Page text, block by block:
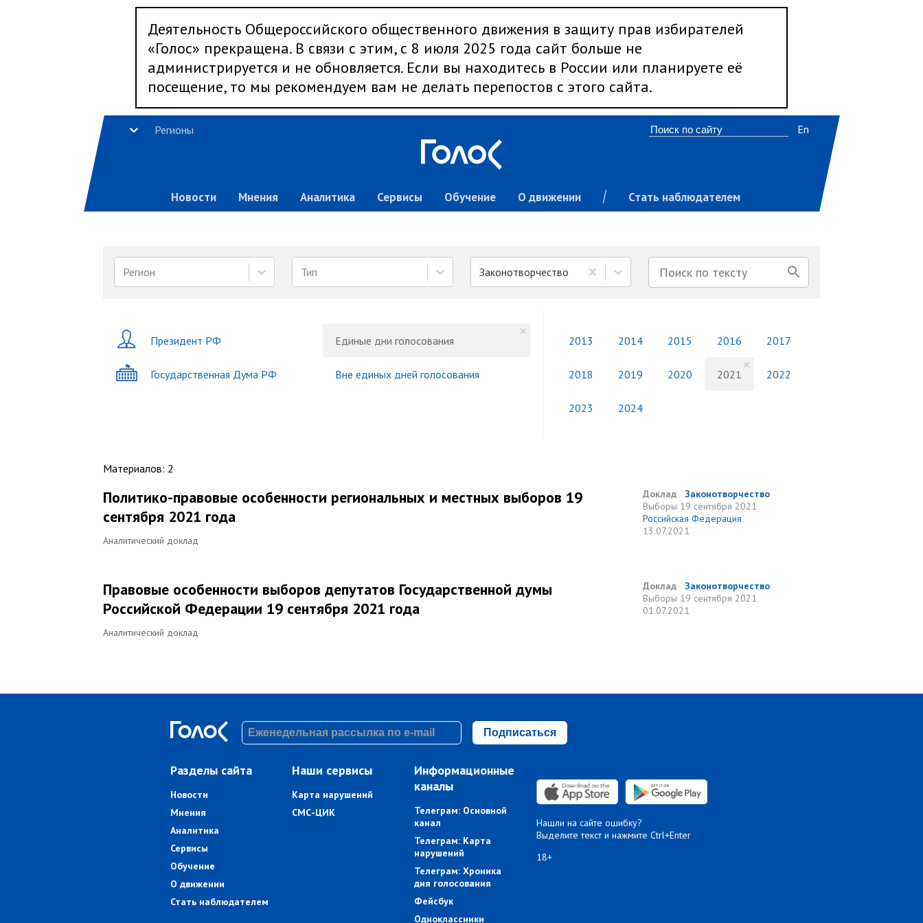
Деятельность Общероссийского общественного движения в защиту прав избирателей
«Голос» прекращена. В связи с этим, с 8 июля 2025 года сайт больше не
администрируется и не обновляется. Если вы находитесь в России или планируете её
посещение, то мы рекомендуем вам не делать перепостов с этого сайта.
Регионы
Новости Мнения Аналитика Сервисы Обучение О движении Стать наблюдателем
En
Регион Тип Законотворчество
Президент РФ
Государственная Дума РФ
Единые дни голосования
Вне единых дней голосования
2013 2014 2015 2016 2017
2018 2019 2020 2021 2022
2023 2024
Материалов: 2
Политико-правовые особенности региональных и местных выборов 19
сентября 2021 года
Аналитический доклад
Доклад
Законотворчество
Выборы 19 сентября 2021
Российская Федерация
13.07.2021
Правовые особенности выборов депутатов Государственной думы
Российской Федерации 19 сентября 2021 года
Аналитический доклад
Доклад
Законотворчество
Выборы 19 сентября 2021
01.07.2021
Подписаться
Разделы сайта
Новости
Мнения
Аналитика
Сервисы
Обучение
О движении
Стать наблюдателем
Наши сервисы
Карта нарушений
СМС-ЦИК
Информационные
каналы
Телеграм: Основной
канал
Телеграм: Карта
нарушений
Телеграм: Хроника
дня голосования
Фейсбук
Одноклассники
Нашли на сайте ошибку?
Выделите текст и нажмите Ctrl+Enter
18+